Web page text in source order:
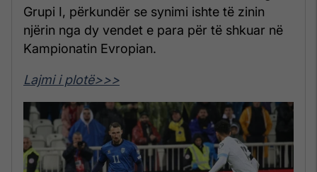
Grupi I, përkundër se synimi ishte të zinin
njërin nga dy vendet e para për të shkuar në
Kampionatin Evropian.
Lajmi i plotë>>>